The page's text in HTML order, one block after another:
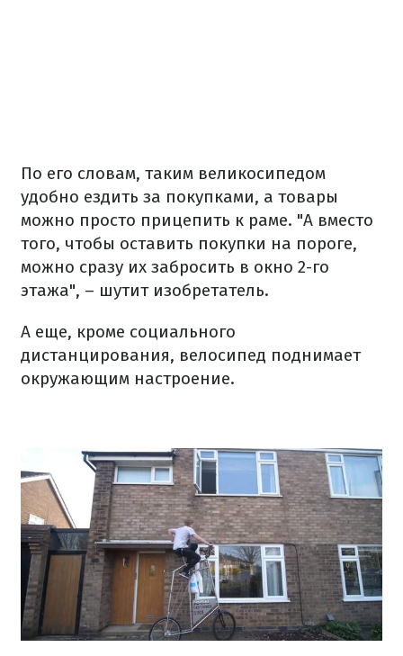
По его словам, таким великосипедом
удобно ездить за покупками, а товары
можно просто прицепить к раме. "А вместо
того, чтобы оставить покупки на пороге,
можно сразу их забросить в окно 2-го
этажа", – шутит изобретатель.
А еще, кроме социального
дистанцирования, велосипед поднимает
окружающим настроение.